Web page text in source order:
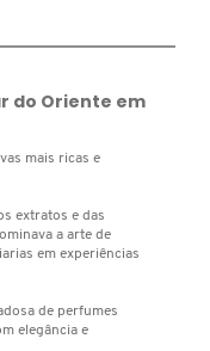
do Oriente em
mais ricas e
extratos e das
a arte de
em experiências
de perfumes
elegância e